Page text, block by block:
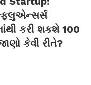
કરી શકશે 100
કેવી રીતે?